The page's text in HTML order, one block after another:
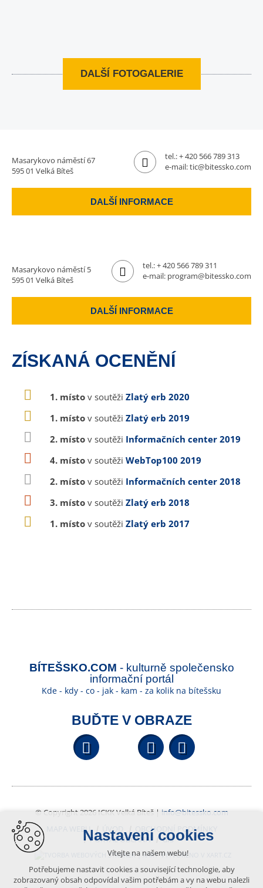
DALŠÍ FOTOGALERIE
Masarykovo náměstí 67
595 01 Velká Bíteš
tel.:+ 420 566 789 313
e-mail:tic@bitessko.com
DALŠÍ INFORMACE
Masarykovo náměstí 5
595 01 Velká Bíteš
tel.:+ 420 566 789 311
e-mail: program@bitessko.com
DALŠÍ INFORMACE
ZÍSKANÁ OCENĚNÍ
1. místo v soutěži Zlatý erb 2020
1. místo v soutěži Zlatý erb 2019
2. místo v soutěži Informačních center 2019
4. místo v soutěži WebTop100 2019
2. místo v soutěži Informačních center 2018
3. místo v soutěži Zlatý erb 2018
1. místo v soutěži Zlatý erb 2017
BÍTEŠSKO.COM - kulturně společensko
informační portál
Kde - kdy - co - jak - kam - za kolik na bítešsku
BUĎTE V OBRAZE
Facebook YouTube
© Copyright 2026 ICKK Velká Bíteš | info@bitessko.com
MAPA WEBU
ÚVOD
OBCHODNÍ PODMÍNKY
PORTÁL OBČANA
GIS
VYTVOŘENO V XART.CZ
Nastavení cookies
Vítejte na našem webu!
Potřebujeme nastavit cookies a související technologie, aby
zobrazovaný obsah odpovídal vašim potřebám a vy na webu nalezli